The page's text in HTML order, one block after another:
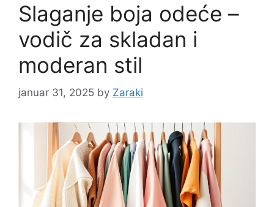
Slaganje boja odeće –
vodič za skladan i
moderan stil
januar 31, 2025 by Zaraki